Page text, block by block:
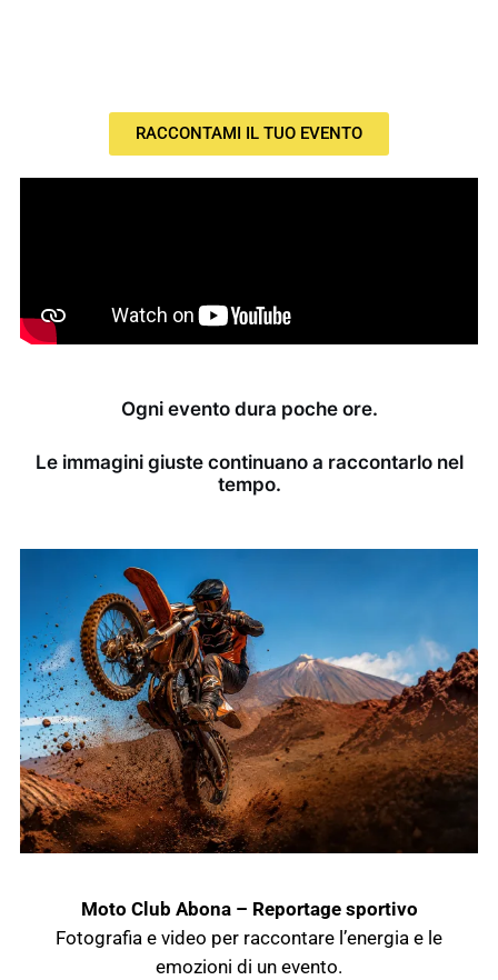
RACCONTAMI IL TUO EVENTO
Ogni evento dura poche ore.
Le immagini giuste continuano a raccontarlo nel
tempo.
Moto Club Abona – Reportage sportivo
Fotografia e video per raccontare l’energia e le
emozioni di un evento.